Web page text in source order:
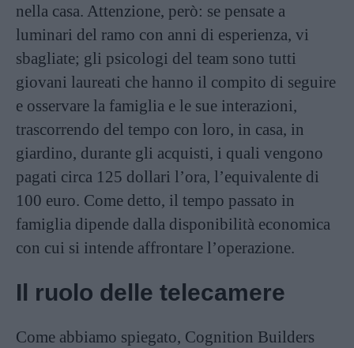
nella casa. Attenzione, però: se pensate a
luminari del ramo con anni di esperienza, vi
sbagliate; gli psicologi del team sono tutti
giovani laureati che hanno il compito di seguire
e osservare la famiglia e le sue interazioni,
trascorrendo del tempo con loro, in casa, in
giardino, durante gli acquisti, i quali vengono
pagati circa 125 dollari l’ora, l’equivalente di
100 euro. Come detto, il tempo passato in
famiglia dipende dalla disponibilità economica
con cui si intende affrontare l’operazione.
Il ruolo delle telecamere
Come abbiamo spiegato, Cognition Builders